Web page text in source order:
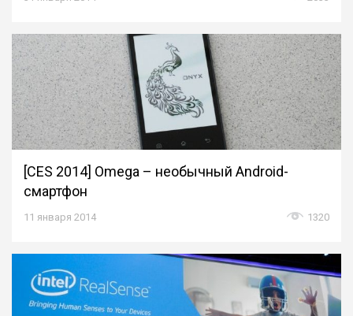
[CES 2014] Omega – необычный Android-
смартфон
11 января 2014 1320